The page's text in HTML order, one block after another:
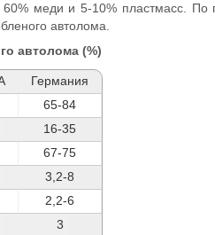
меди и 5-10% пластмасс. По
автолома.
автолома (%)
Германия
65-84
16-35
67-75
3,2-8
2,2-6
3